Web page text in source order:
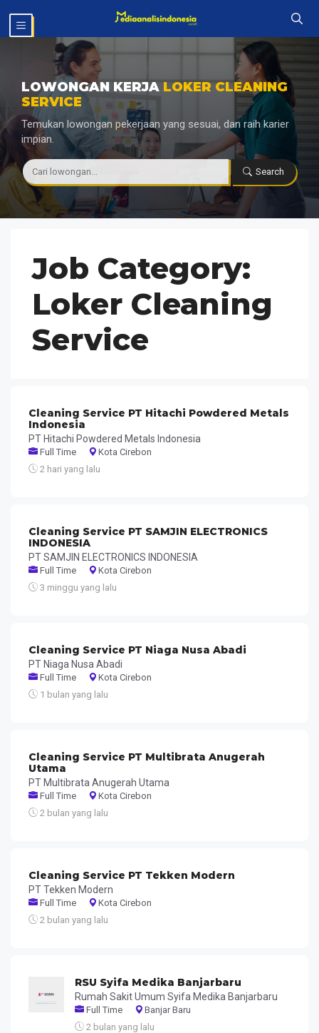
isi
MENU
LOWONGAN KERJA LOKER CLEANING
SERVICE
Temukan lowongan pekerjaan yang sesuai, dan raih karier
impian.
Search
Job Category:
Loker Cleaning
Service
Cleaning Service PT Hitachi Powdered Metals
Indonesia
PT Hitachi Powdered Metals Indonesia
Full Time
Kota Cirebon
2 hari yang lalu
Cleaning Service PT SAMJIN ELECTRONICS
INDONESIA
PT SAMJIN ELECTRONICS INDONESIA
Full Time
Kota Cirebon
3 minggu yang lalu
Cleaning Service PT Niaga Nusa Abadi
PT Niaga Nusa Abadi
Full Time
Kota Cirebon
1 bulan yang lalu
Cleaning Service PT Multibrata Anugerah
Utama
PT Multibrata Anugerah Utama
Full Time
Kota Cirebon
2 bulan yang lalu
Cleaning Service PT Tekken Modern
PT Tekken Modern
Full Time
Kota Cirebon
2 bulan yang lalu
RSU Syifa Medika Banjarbaru
Rumah Sakit Umum Syifa Medika Banjarbaru
Full Time
Banjar Baru
2 bulan yang lalu